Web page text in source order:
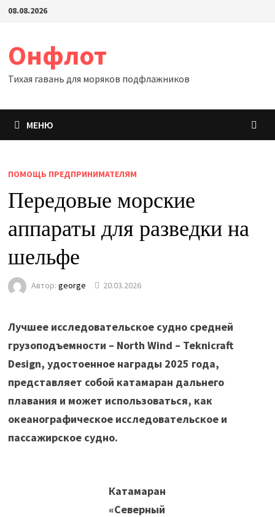
Перейти
08.08.2026
Онфлот
Тихая гавань для моряков подфлажников
МЕНЮ
ПОМОЩЬ ПРЕДПРИНИМАТЕЛЯМ
Передовые морские
аппараты для разведки на
шельфе
Автор: george 20.03.2026
Лучшее исследовательское судно средней
грузоподъемности – North Wind – Teknicraft
Design, удостоенное награды 2025 года,
представляет собой катамаран дальнего
плавания и может использоваться, как
океанографическое исследовательское и
пассажирское судно.
Катамаран
«Северный